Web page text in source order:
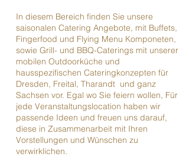
In diesem Bereich finden Sie unsere
saisonalen Catering Angebote, mit Buffets,
Fingerfood und Flying Menu Komponeten,
sowie Grill- und BBQ-Caterings mit unserer
mobilen Outdoorküche und
hausspezifischen Cateringkonzepten für
Dresden, Freital, Tharandt und ganz
Sachsen vor. Egal wo Sie feiern wollen, Für
jede Veranstaltungslocation haben wir
passende Ideen und freuen uns darauf,
diese in Zusammenarbeit mit Ihren
Vorstellungen und Wünschen zu
verwirklichen.